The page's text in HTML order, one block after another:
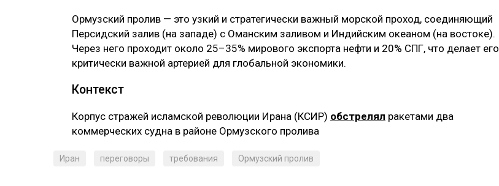
‎Ормузский пролив — это узкий и стратегически важный морской проход, соединяющий
Персидский залив (на западе) с Оманским заливом и Индийским океаном (на востоке).
Через него проходит около 25–35% мирового экспорта нефти и 20% СПГ, что делает его
критически важной артерией для глобальной экономики.
Контекст
Корпус стражей исламской революции Ирана (КСИР) обстрелял ракетами два
коммерческих судна в районе Ормузского пролива
Иран переговоры требования Ормузский пролив